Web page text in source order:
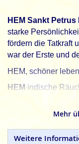
HEM Sankt
starke
fördern die Tatkraft
war der Erste und
HEM, schöner
HEM indische
petrochemische
Mehr
Weitere